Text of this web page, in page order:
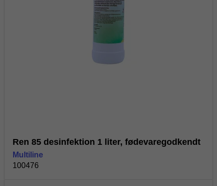
Ren 85 desinfektion 1 liter, fødevaregodkendt
Multiline
100476